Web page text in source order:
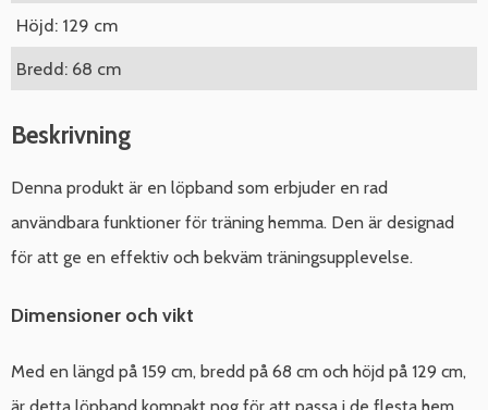
Höjd: 129 cm
Bredd: 68 cm
Beskrivning
Denna produkt är en löpband som erbjuder en rad
användbara funktioner för träning hemma. Den är designad
för att ge en effektiv och bekväm träningsupplevelse.
Dimensioner och vikt
Med en längd på 159 cm, bredd på 68 cm och höjd på 129 cm,